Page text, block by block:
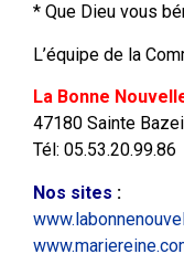
* Que Dieu vous
L’équipe de la
La Bonne
47180 Sainte
Tél: 05.53.20.99.86
Nos sites :